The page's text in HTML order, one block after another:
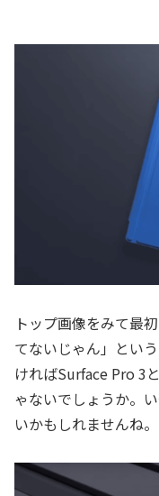
トップ画像をみて最
てないじゃん」とい
ければSurface Pro 3
ゃないでしょうか。
いかもしれませんね。